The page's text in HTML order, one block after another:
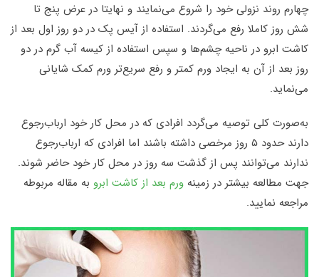
چهارم روند نزولی خود را شروع می‌نمایند و نهایتا در عرض پنج تا
شش روز کاملا رفع می‌گردند. استفاده از آیس پک در دو روز اول بعد از
کاشت ابرو در ناحیه چشم‌ها و سپس استفاده از کیسه آب گرم در دو
روز بعد از آن به ایجاد ورم کمتر و رفع سریع‌تر ورم کمک شایانی
می‌نماید.
به‌صورت کلی توصیه می‌گردد افرادی که در محل کار خود ارباب‌رجوع
دارند حدود ۵ روز مرخصی داشته باشند اما افرادی که ارباب‌رجوع
ندارند می‌توانند پس از گذشت سه روز در محل کار خود حاضر شوند.
جهت مطالعه بیشتر در زمینه ورم بعد از کاشت ابرو به مقاله مربوطه
مراجعه نمایید.